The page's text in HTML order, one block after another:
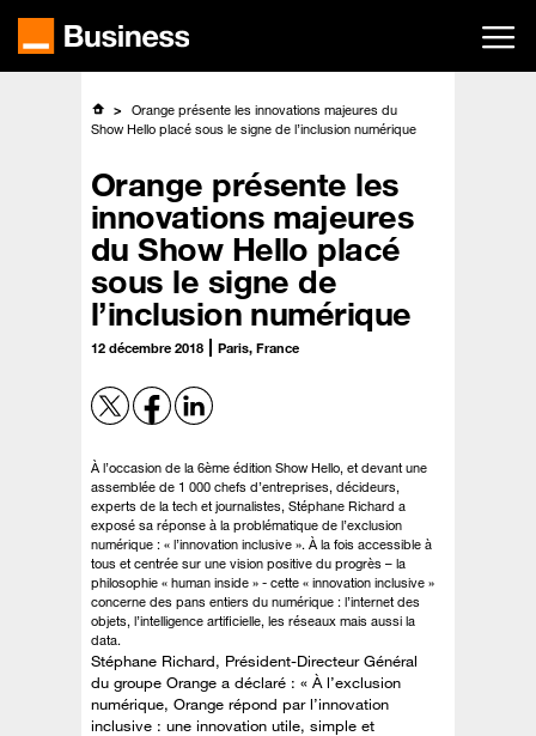
contenu
Orange présente les innovations majeures du
Show Hello placé sous le signe de l’inclusion numérique
Orange présente les
innovations majeures
du Show Hello placé
sous le signe de
l’inclusion numérique
12 décembre 2018 Paris, France
À l’occasion de la 6ème édition Show Hello, et devant une
assemblée de 1 000 chefs d’entreprises, décideurs,
experts de la tech et journalistes, Stéphane Richard a
exposé sa réponse à la problématique de l’exclusion
numérique : « l’innovation inclusive ». À la fois accessible à
tous et centrée sur une vision positive du progrès – la
philosophie « human inside » - cette « innovation inclusive »
concerne des pans entiers du numérique : l’internet des
objets, l’intelligence artificielle, les réseaux mais aussi la
data.
Stéphane Richard, Président-Directeur Général
du groupe Orange a déclaré : « À l’exclusion
numérique, Orange répond par l’innovation
inclusive : une innovation utile, simple et